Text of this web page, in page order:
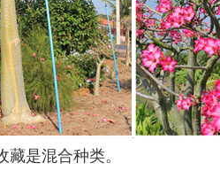
藏是混合种类。